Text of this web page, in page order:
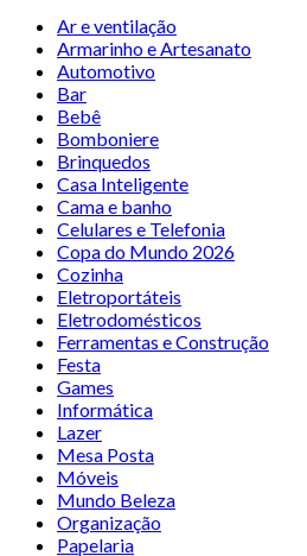
Ar e ventilação
Armarinho e Artesanato
Automotivo
Bar
Bebê
Bomboniere
Brinquedos
Casa Inteligente
Cama e banho
Celulares e Telefonia
Copa do Mundo 2026
Cozinha
Eletroportáteis
Eletrodomésticos
Ferramentas e Construção
Festa
Games
Informática
Lazer
Mesa Posta
Móveis
Mundo Beleza
Organização
Papelaria